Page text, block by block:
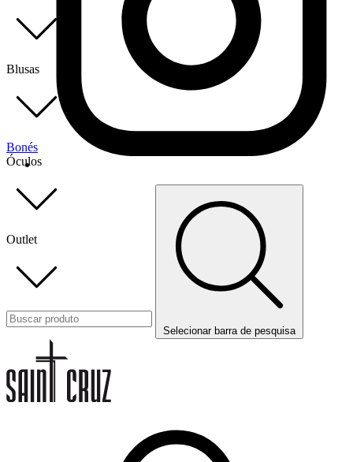
Blusas
Bonés
Óculos
Outlet
Selecionar barra de pesquisa